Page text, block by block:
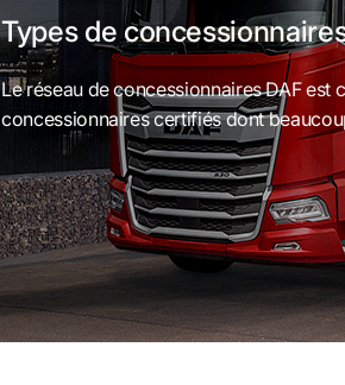
Types de
Le réseau de concessionnaires DAF est
concessionnaires certifiés dont